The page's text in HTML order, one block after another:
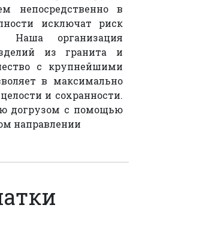
непосредственно в
исключат риск
Наша организация
из гранита и
с крупнейшими
в максимально
и сохранности.
догрузом с помощью
направлении